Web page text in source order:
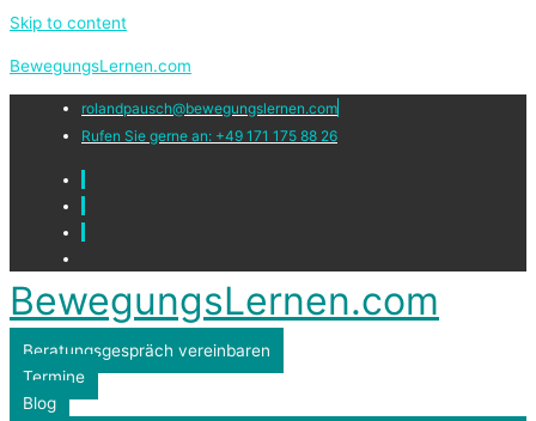
Skip to content
BewegungsLernen.com
rolandpausch@bewegungslernen.com
Rufen Sie gerne an: +49 171 175 88 26
BewegungsLernen.com
Beratungsgespräch vereinbaren
Termine
Blog